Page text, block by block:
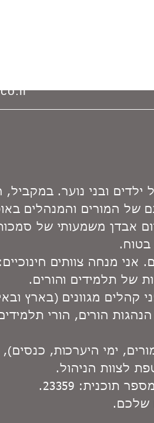
ובני נוער.
של המורים והמנהלים
אבדן משמעותי של
בטוח.
מנחה צוותים חינוכיים:
של תלמידים והורים.
מגוונים (בארץ
הורים, הורי
ימי היערכות,
לצוות הניהול.
23359.
שלכם.